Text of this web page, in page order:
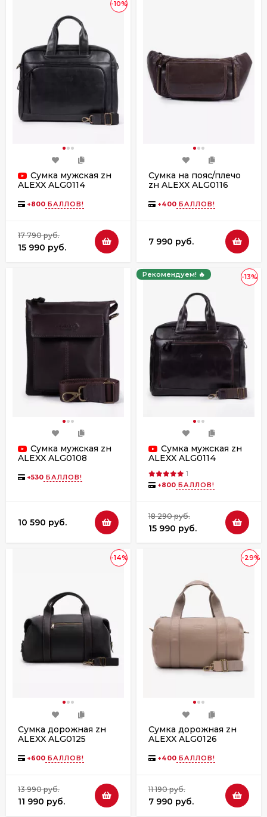
-10%
Сумка мужская zн
ALEXX ALG0114
+800 БАЛЛОВ!
17 790 руб.
15 990 руб.
Сумка на пояс/плечо
zн ALEXX ALG0116
+400 БАЛЛОВ!
7 990 руб.
Сумка мужская zн
ALEXX ALG0108
+530 БАЛЛОВ!
10 590 руб.
-13%
Рекомендуем! 🔥
Сумка мужская zн
ALEXX ALG0114
1
+800 БАЛЛОВ!
18 290 руб.
15 990 руб.
-14%
Сумка дорожная zн
ALEXX ALG0125
+600 БАЛЛОВ!
13 990 руб.
11 990 руб.
-29%
Сумка дорожная zн
ALEXX ALG0126
+400 БАЛЛОВ!
11 190 руб.
7 990 руб.